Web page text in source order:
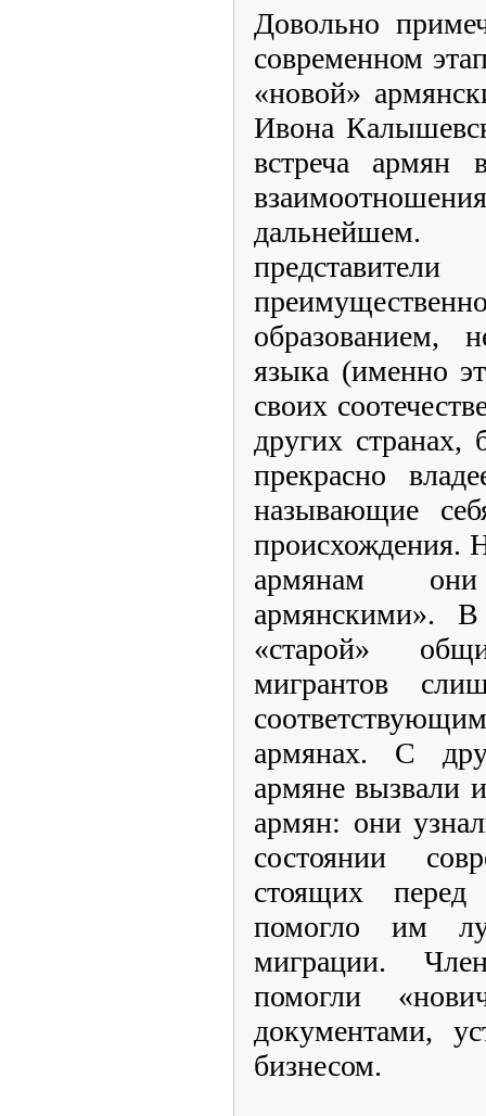
Довольно
современном
«новой»
Ивона
встреча
образованием,
языка (именно
своих
других странах,
прекрасно
называющие
происхождения.
армянам
армянскими».
«старой»
мигрантов
армянах. С
армяне вызвали
армян: они
состоянии
стоящих
помогло им
миграции.
помогли
документами,
бизнесом.